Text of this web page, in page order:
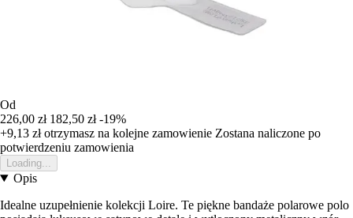
Od
226,00 zł 182,50 zł -19%
+9,13 złotrzymasz na kolejne zamowienie Zostana naliczone po
potwierdzeniu zamowienia
Loading...
Opis
Idealne uzupełnienie kolekcji Loire. Te piękne bandaże polarowe polo